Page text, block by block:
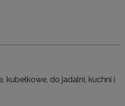
kubełkowe, do jadalni, kuchni i